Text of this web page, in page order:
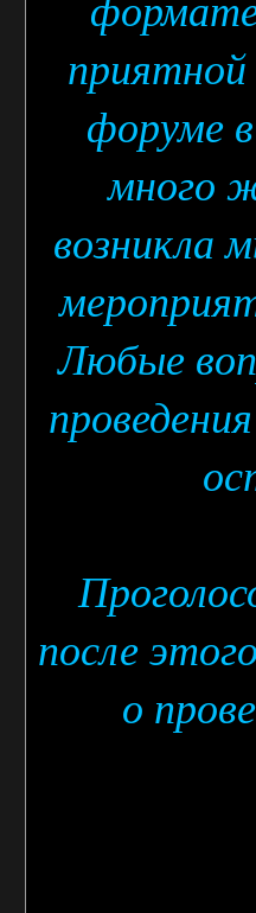
форуме
много
возникла
Любые
после
о